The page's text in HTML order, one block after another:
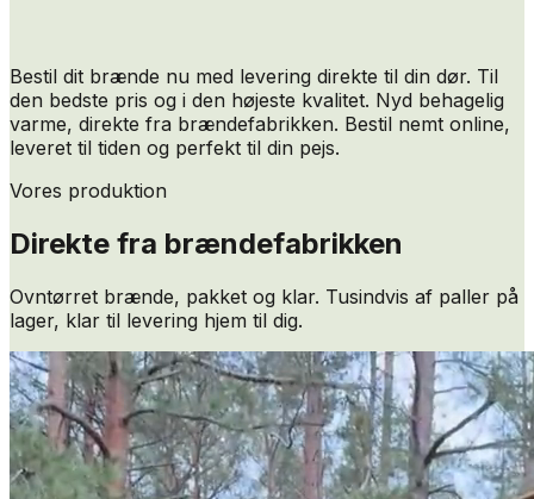
Bestil dit brænde nu med levering direkte til din dør. Til
den bedste pris og i den højeste kvalitet. Nyd behagelig
varme, direkte fra brændefabrikken. Bestil nemt online,
leveret til tiden og perfekt til din pejs.
Vores produktion
Direkte fra brændefabrikken
Ovntørret brænde, pakket og klar. Tusindvis af paller på
lager, klar til levering hjem til dig.